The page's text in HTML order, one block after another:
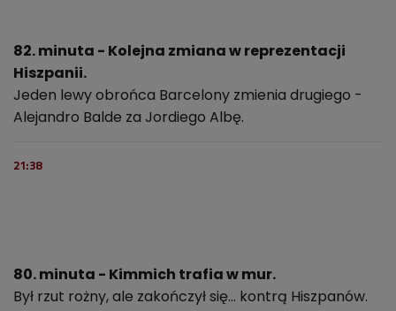
82. minuta - Kolejna zmiana w reprezentacji
Hiszpanii.
Jeden lewy obrońca Barcelony zmienia drugiego -
Alejandro Balde za Jordiego Albę.
21:38
80. minuta - Kimmich trafia w mur.
Był rzut rożny, ale zakończył się... kontrą Hiszpanów.